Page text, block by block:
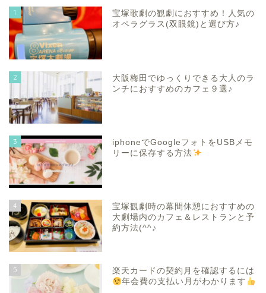
1
宝塚歌劇の観劇におすすめ！人気の
オペラグラス(双眼鏡)と選び方♪
2
大阪梅田でゆっくりできる大人のラ
ンチにおすすめのカフェ９選♪
3
iphoneでGoogleフォトをUSBメモ
リーに保存する方法
4
宝塚観劇時の幕間休憩におすすめの
大劇場内のカフェ＆レストランと予
約方法(^^♪
5
楽天カードの契約月を確認するには
年会費の支払い月がわかります